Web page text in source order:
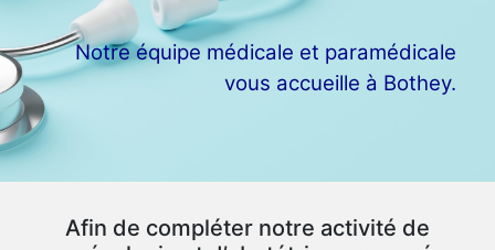
Notre équipe médicale et paramédicale
vous accueille à Bothey.
Afin de compléter notre activité de